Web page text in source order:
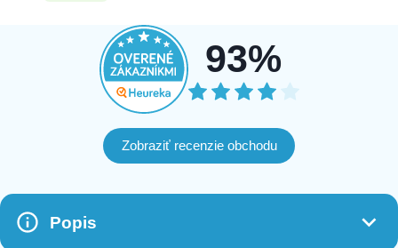
93%
Zobraziť recenzie obchodu
Popis